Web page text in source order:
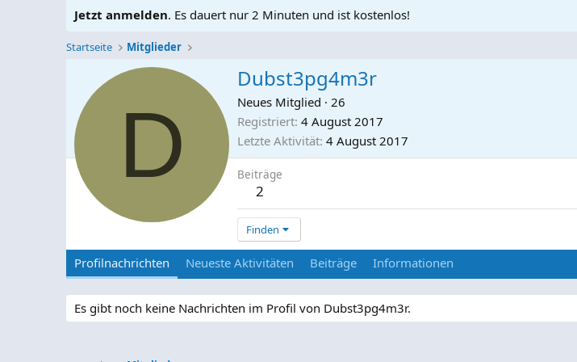
Jetzt anmelden. Es dauert nur 2 Minuten und ist kostenlos!
Startseite Mitglieder
D
Dubst3pg4m3r
Neues Mitglied · 26
Registriert 4 August 2017
Letzte Aktivität 4 August 2017
Beiträge
2
Finden
Profilnachrichten Neueste Aktivitäten Beiträge Informationen
Es gibt noch keine Nachrichten im Profil von Dubst3pg4m3r.